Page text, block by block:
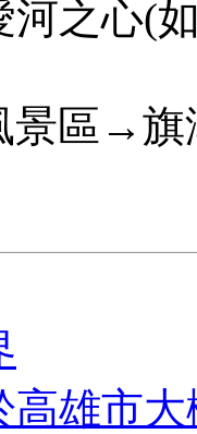
之心(
景區→
高雄市